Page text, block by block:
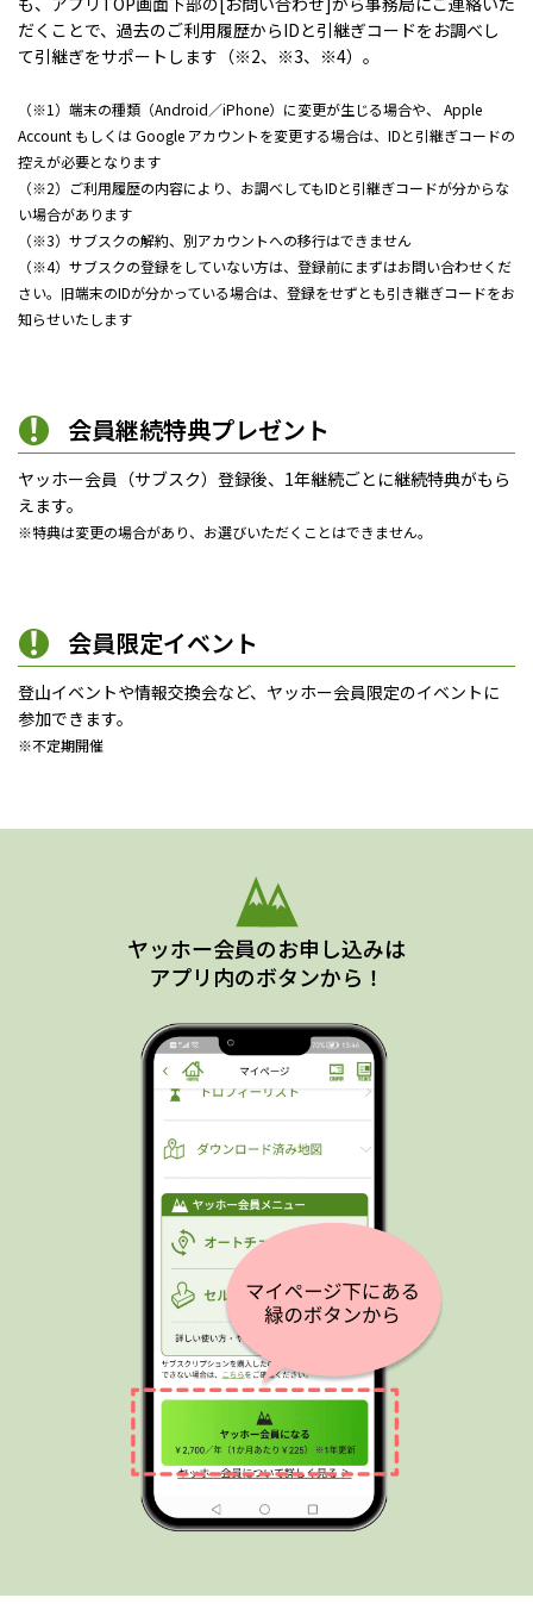
だくことで、過去のご利用履歴からIDと引継ぎコードをお調べし
て引継ぎをサポートします（※2、※3、※4）。
（※1）端末の種類（Android／iPhone）に変更が生じる場合や、 Apple
Account もしくは Google アカウントを変更する場合は、IDと引継ぎコードの
控えが必要となります
（※2）ご利用履歴の内容により、お調べしてもIDと引継ぎコードが分からな
い場合があります
（※3）サブスクの解約、別アカウントへの移行はできません
（※4）サブスクの登録をしていない方は、登録前にまずはお問い合わせくだ
さい。旧端末のIDが分かっている場合は、登録をせずとも引き継ぎコードをお
知らせいたします
会員継続特典プレゼント
ヤッホー会員（サブスク）登録後、1年継続ごとに継続特典がもら
えます。
※特典は変更の場合があり、お選びいただくことはできません。
会員限定イベント
登山イベントや情報交換会など、ヤッホー会員限定のイベントに
参加できます。
※不定期開催
ヤッホー会員のお申し込みは
アプリ内のボタンから！